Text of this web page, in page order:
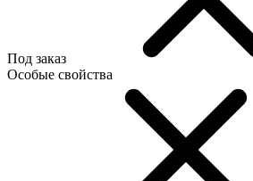
Под заказ
Особые свойства